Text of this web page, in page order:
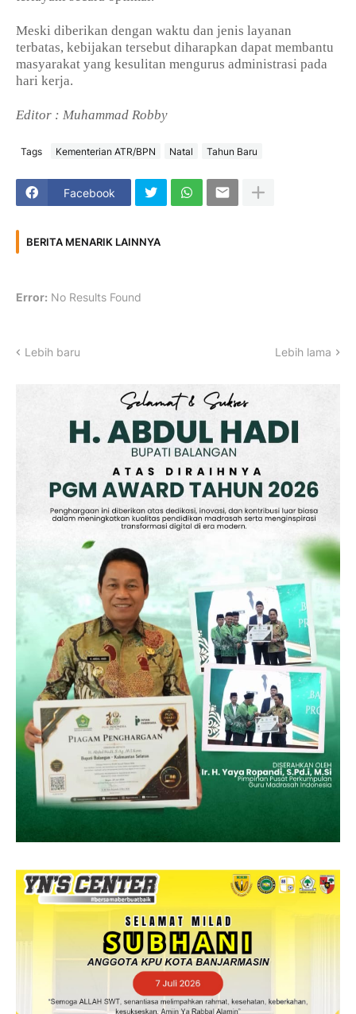
Meski diberikan dengan waktu dan jenis layanan
terbatas, kebijakan tersebut diharapkan dapat membantu
masyarakat yang kesulitan mengurus administrasi pada
hari kerja.
Editor : Muhammad Robby
Tags Kementerian ATR/BPN Natal Tahun Baru
Facebook
BERITA MENARIK LAINNYA
Error: No Results Found
Lebih baru Lebih lama